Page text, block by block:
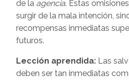
de la agencia. Estas
surgir de la mala intención,
recompensas inmediatas
futuros.
Lección aprendida: Las
deben ser tan inmediatas